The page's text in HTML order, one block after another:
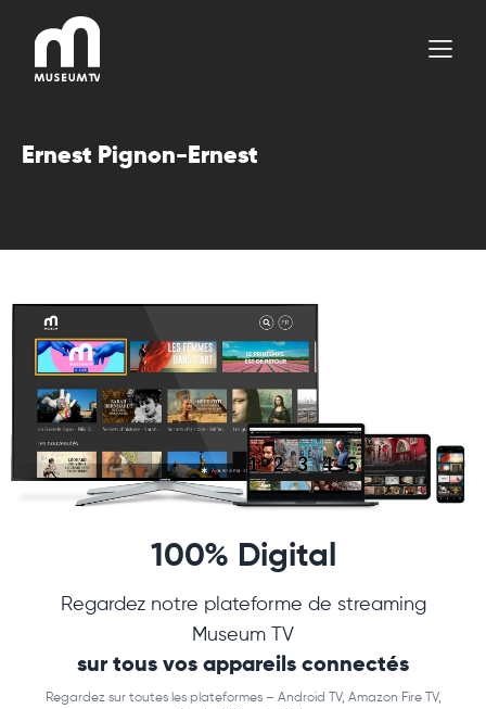
contenu
Ernest Pignon-Ernest
100% Digital
Regardez notre plateforme de streaming
Museum TV
sur tous vos appareils connectés
Regardez sur toutes les plateformes – Android TV, Amazon Fire TV,